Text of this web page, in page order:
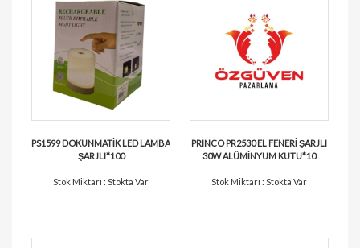
PS1599 DOKUNMATİK LED LAMBA
ŞARJLI*100
Stok Miktarı : Stokta Var
PRINCO PR2530 EL FENERİ ŞARJLI
30W ALÜMİNYUM KUTU*10
Stok Miktarı : Stokta Var